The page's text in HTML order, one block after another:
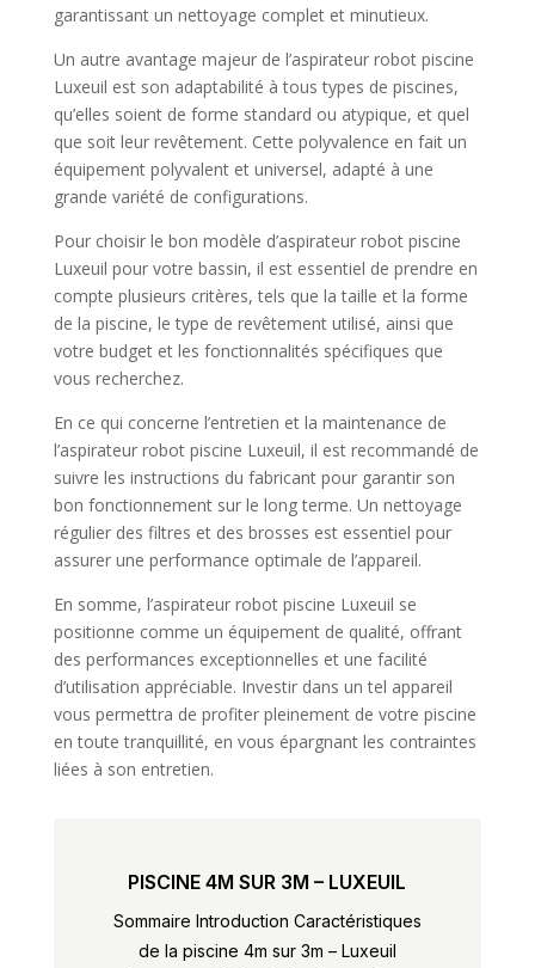
garantissant un nettoyage complet et minutieux.
Un autre avantage majeur de l’aspirateur robot piscine
Luxeuil est son adaptabilité à tous types de piscines,
qu’elles soient de forme standard ou atypique, et quel
que soit leur revêtement. Cette polyvalence en fait un
équipement polyvalent et universel, adapté à une
grande variété de configurations.
Pour choisir le bon modèle d’aspirateur robot piscine
Luxeuil pour votre bassin, il est essentiel de prendre en
compte plusieurs critères, tels que la taille et la forme
de la piscine, le type de revêtement utilisé, ainsi que
votre budget et les fonctionnalités spécifiques que
vous recherchez.
En ce qui concerne l’entretien et la maintenance de
l’aspirateur robot piscine Luxeuil, il est recommandé de
suivre les instructions du fabricant pour garantir son
bon fonctionnement sur le long terme. Un nettoyage
régulier des filtres et des brosses est essentiel pour
assurer une performance optimale de l’appareil.
En somme, l’aspirateur robot piscine Luxeuil se
positionne comme un équipement de qualité, offrant
des performances exceptionnelles et une facilité
d’utilisation appréciable. Investir dans un tel appareil
vous permettra de profiter pleinement de votre piscine
en toute tranquillité, en vous épargnant les contraintes
liées à son entretien.
PISCINE 4M SUR 3M – LUXEUIL
Sommaire Introduction Caractéristiques
de la piscine 4m sur 3m – Luxeuil